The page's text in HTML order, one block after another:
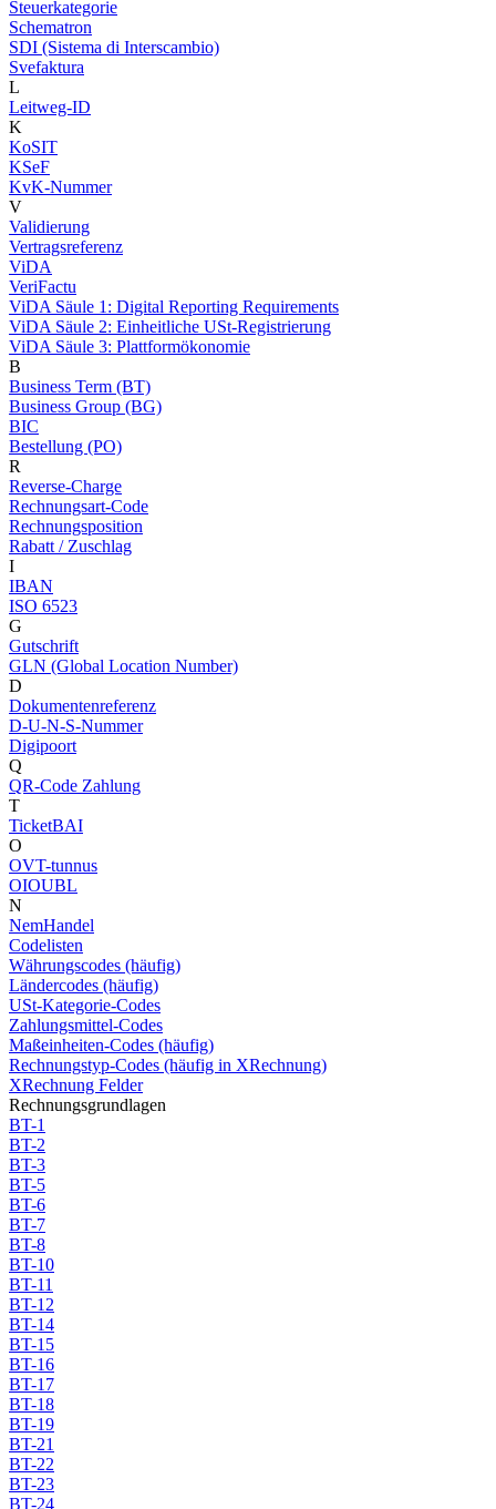
Steuerkategorie
Schematron
SDI (Sistema di Interscambio)
Svefaktura
L
Leitweg-ID
K
KoSIT
KSeF
KvK-Nummer
V
Validierung
Vertragsreferenz
ViDA
VeriFactu
ViDA Säule 1: Digital Reporting Requirements
ViDA Säule 2: Einheitliche USt-Registrierung
ViDA Säule 3: Plattformökonomie
B
Business Term (BT)
Business Group (BG)
BIC
Bestellung (PO)
R
Reverse-Charge
Rechnungsart-Code
Rechnungsposition
Rabatt / Zuschlag
I
IBAN
ISO 6523
G
Gutschrift
GLN (Global Location Number)
D
Dokumentenreferenz
D-U-N-S-Nummer
Digipoort
Q
QR-Code Zahlung
T
TicketBAI
O
OVT-tunnus
OIOUBL
N
NemHandel
Codelisten
Währungscodes (häufig)
Ländercodes (häufig)
USt-Kategorie-Codes
Zahlungsmittel-Codes
Maßeinheiten-Codes (häufig)
Rechnungstyp-Codes (häufig in XRechnung)
XRechnung Felder
Rechnungsgrundlagen
BT-1
BT-2
BT-3
BT-5
BT-6
BT-7
BT-8
BT-10
BT-11
BT-12
BT-14
BT-15
BT-16
BT-17
BT-18
BT-19
BT-21
BT-22
BT-23
BT-24